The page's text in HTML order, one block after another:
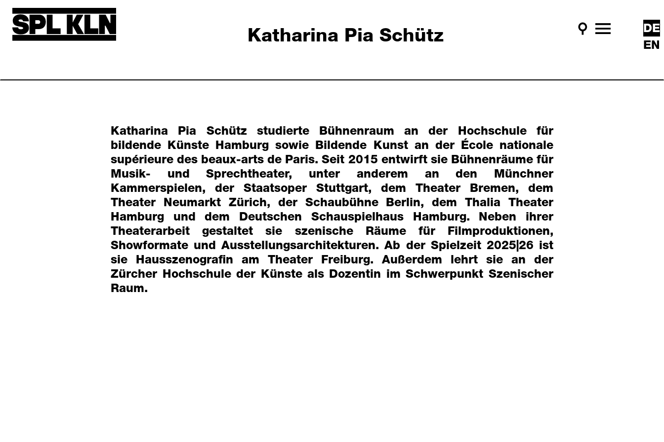
Direkt zum Inhalt
Katharina Pia Schütz
DE
EN
Katharina Pia Schütz studierte Bühnenraum an der Hochschule für
bildende Künste Hamburg sowie Bildende Kunst an der École nationale
supérieure des beaux-arts de Paris. Seit 2015 entwirft sie Bühnenräume für
Musik- und Sprechtheater, unter anderem an den Münchner
Kammerspielen, der Staatsoper Stuttgart, dem Theater Bremen, dem
Theater Neumarkt Zürich, der Schaubühne Berlin, dem Thalia Theater
Hamburg und dem Deutschen Schauspielhaus Hamburg. Neben ihrer
Theaterarbeit gestaltet sie szenische Räume für Filmproduktionen,
Showformate und Ausstellungsarchitekturen. Ab der Spielzeit 2025|26 ist
sie Hausszenografin am Theater Freiburg. Außerdem lehrt sie an der
Zürcher Hochschule der Künste als Dozentin im Schwerpunkt Szenischer
Raum.